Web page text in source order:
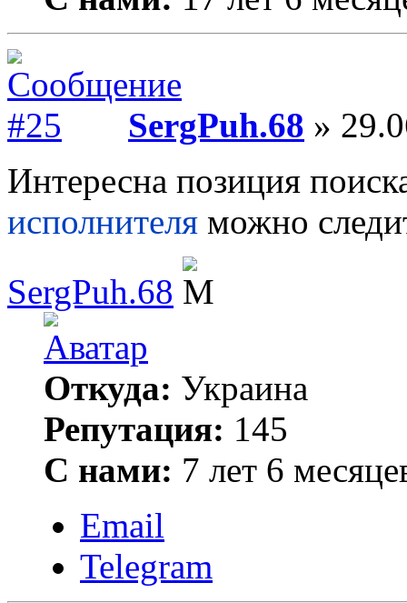
SergPuh.68 »
Интересна позиция
исполнителя можно
SergPuh.68
Откуда: Украина
Репутация: 145
С нами: 7 лет 6
Email
Telegram